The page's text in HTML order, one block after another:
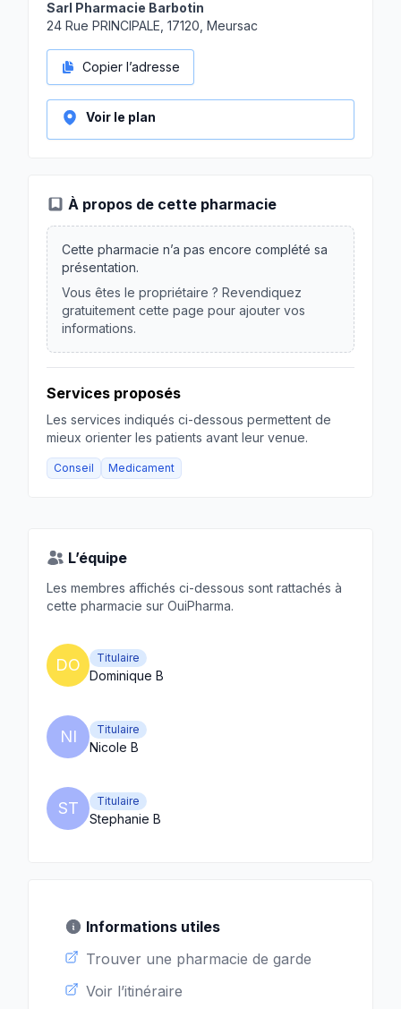
Sarl Pharmacie Barbotin
24 Rue PRINCIPALE, 17120, Meursac
Copier l’adresse
Voir le plan
À propos de cette pharmacie
Cette pharmacie n’a pas encore complété sa
présentation.
Vous êtes le propriétaire ? Revendiquez
gratuitement cette page pour ajouter vos
informations.
Services proposés
Les services indiqués ci-dessous permettent de
mieux orienter les patients avant leur venue.
Conseil Medicament
L’équipe
Les membres affichés ci-dessous sont rattachés à
cette pharmacie sur OuiPharma.
DO Titulaire
Dominique B
NI Titulaire
Nicole B
ST Titulaire
Stephanie B
Informations utiles
Trouver une pharmacie de garde
Voir l’itinéraire